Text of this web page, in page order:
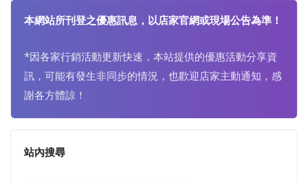
本網站所刊登之優惠訊息，以店家官網或現場公告為準！
*因各家行銷活動更新快速，本站提供的優惠活動分享資
訊，可能有發生非同步的情況，也歡迎店家主動通知，感
謝各方體諒！
站內搜尋